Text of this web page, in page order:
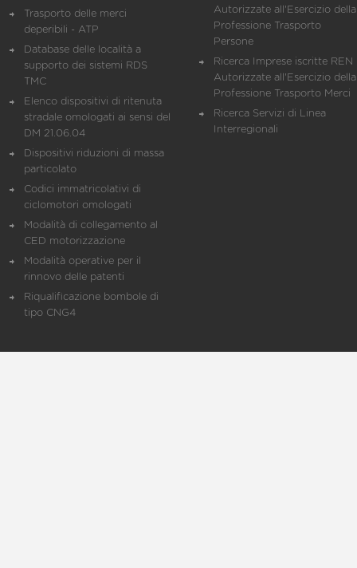
Trasporto delle merci
deperibili - ATP
Database delle località a
supporto dei sistemi RDS
TMC
Elenco dispositivi di ritenuta
stradale omologati ai sensi del
DM 21.06.04
Dispositivi riduzioni di massa
particolato
Codici immatricolativi di
ciclomotori omologati
Modalità di collegamento al
CED motorizzazione
Modalità operative per il
rinnovo delle patenti
Riqualificazione bombole di
tipo CNG4
Autorizzate all'Esercizio della
Professione Trasporto
Persone
Ricerca Imprese iscritte REN
Autorizzate all'Esercizio della
Professione Trasporto Merci
Ricerca Servizi di Linea
Interregionali